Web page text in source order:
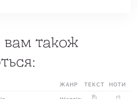
також
ЖАНР МІСЦЕ
ТЕКСТ НОТИ